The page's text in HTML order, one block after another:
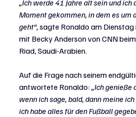
„Ich werde 41 Jahre alt sein und ich
Moment gekommen, in dem es um
geht“, sagte Ronaldo am Dienstag
mit Becky Anderson von CNN
Riad, Saudi-Arabien.
Auf die Frage nach seinem
antwortete Ronaldo: „Ich genieße
wenn ich sage, bald, dann meine
ich habe alles für den Fußball